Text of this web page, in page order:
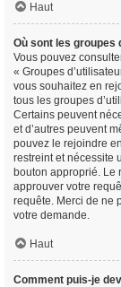
Haut
Où sont les groupes
Vous pouvez
« Groupes
vous souhaitez en
tous les groupes
Certains peuvent
et d’autres peuvent
pouvez le rejoindre
restreint et nécessite
bouton approprié. Le
approuver votre
requête. Merci de ne
votre demande.
Haut
Comment puis-je